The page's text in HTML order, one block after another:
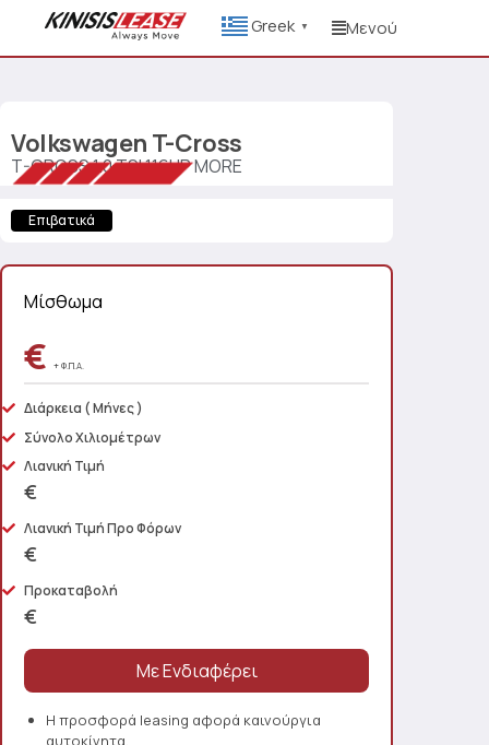
Greek ▼ Μενού
Volkswagen T-Cross
T-CROSS 1.0 TSI 116HP MORE
Επιβατικά
Μίσθωμα
€ + Φ.Π.Α.
Διάρκεια ( Μήνες )
Σύνολο Χιλιομέτρων
Λιανική Τιμή
€
Λιανική Τιμή Προ Φόρων
€
Προκαταβολή
€
Η προσφορά leasing αφορά καινούργια
αυτοκίνητα.